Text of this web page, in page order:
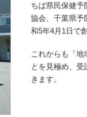
ちば県民保健予
協会、千葉県予
和5年4月1日で
これからも「地
とを見極め、
きます。